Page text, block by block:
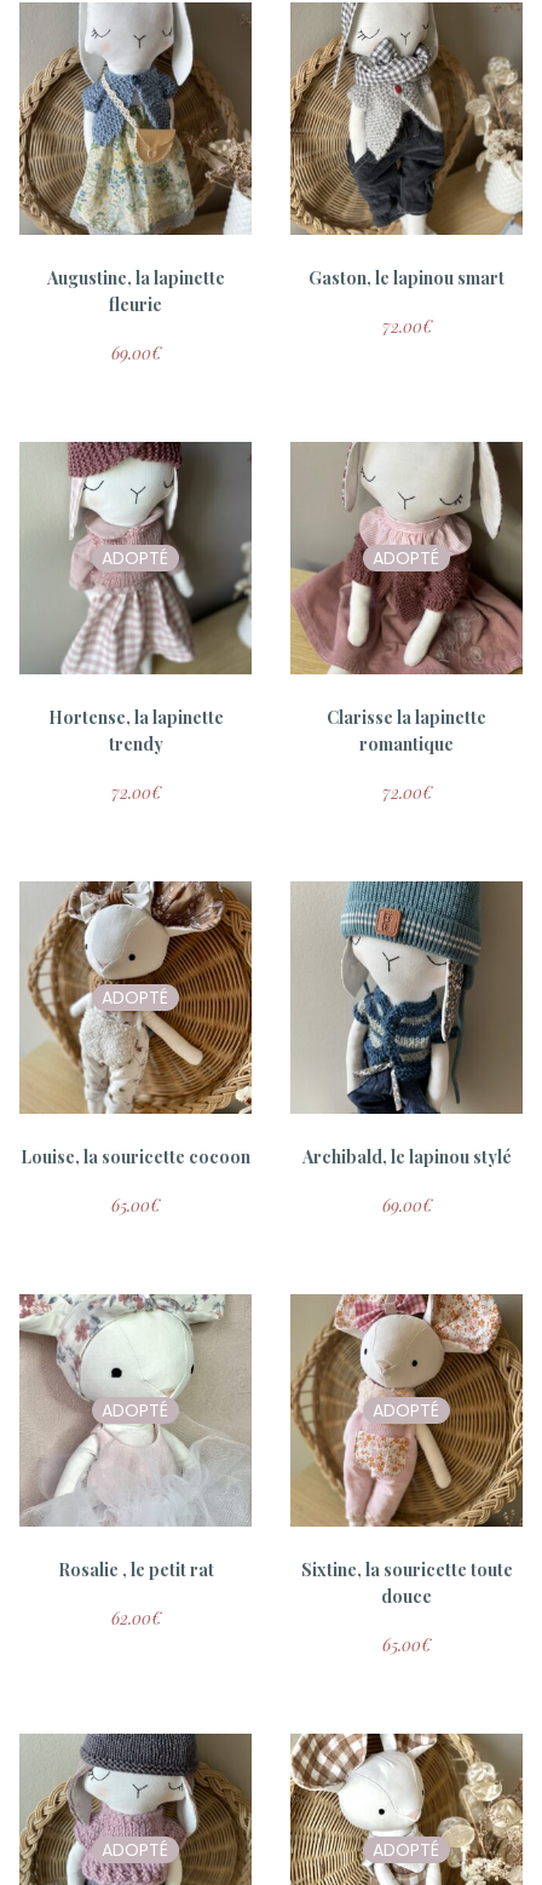
Augustine, la lapinette
fleurie
69.00€
Gaston, le lapinou smart
72.00€
ADOPTÉ
Hortense, la lapinette
trendy
72.00€
ADOPTÉ
Clarisse la lapinette
romantique
72.00€
ADOPTÉ
Louise, la souricette cocoon
65.00€
Archibald, le lapinou stylé
69.00€
ADOPTÉ
Rosalie , le petit rat
62.00€
ADOPTÉ
Sixtine, la souricette toute
douce
65.00€
ADOPTÉ ADOPTÉ
ADOPTÉ
60.00
Tambour AmourHeuse
7.50 15.00 €
Tambour Me & You
7.50 15.00
Tambour Psst I love you
7.50€ 15.00€
Tambour Viens on s’aime
7.50€ 15.00€
Tambour Pluie de Bisoux
7.50€ 15.00€